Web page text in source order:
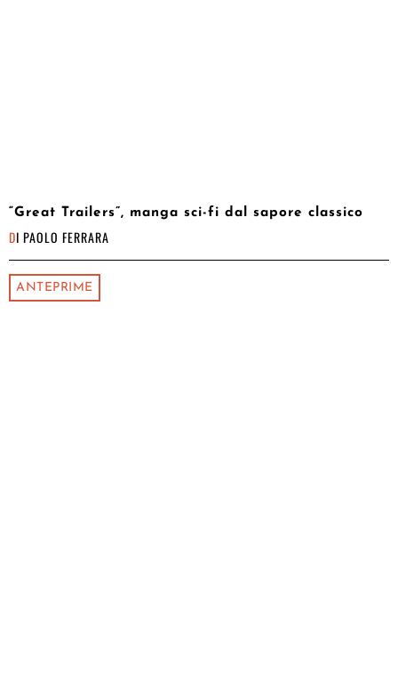
“Great Trailers”, manga sci-fi dal sapore classico
DI PAOLO FERRARA
ANTEPRIME